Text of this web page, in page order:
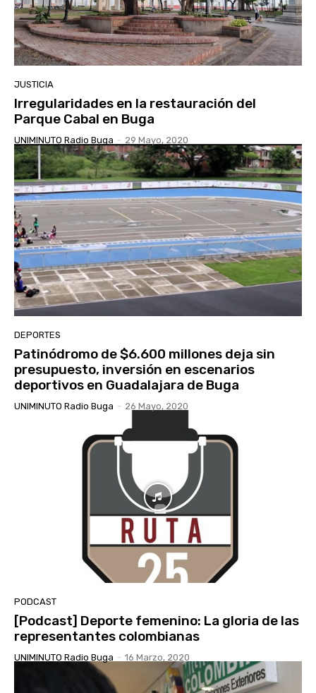
JUSTICIA
Irregularidades en la restauración del
Parque Cabal en Buga
UNIMINUTO Radio Buga - 29 Mayo, 2020
DEPORTES
Patinódromo de $6.600 millones deja sin
presupuesto, inversión en escenarios
deportivos en Guadalajara de Buga
UNIMINUTO Radio Buga - 26 Mayo, 2020
PODCAST
[Podcast] Deporte femenino: La gloria de las
representantes colombianas
UNIMINUTO Radio Buga - 16 Marzo, 2020